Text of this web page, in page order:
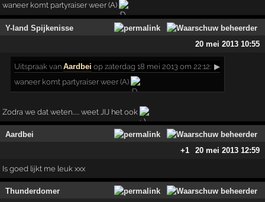
waneer komt partyraiser weer (A)
Y-land Spijkenisse
20 mei 2013 10:55
Uitspraak vanAardbei op zaterdag 18 mei 2013 om 22:12: ▶
waneer komt partyraiser weer (A)
Zodra we dat weten...... weet JIJ het ook
Aardbei
+1
20 mei 2013 12:59
Is goed lijkt me leuk xxx
Thunderdomer